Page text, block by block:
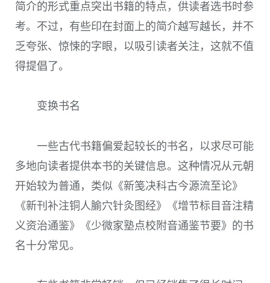
简介的形式重点突出书籍的特点，供读者选书时参
考。不过，有些印在封面上的简介越写越长，并不
乏夸张、惊悚的字眼，以吸引读者关注，这就不值
得提倡了。
变换书名
一些古代书籍偏爱起较长的书名，以求尽可能
多地向读者提供本书的关键信息。这种情况从元朝
开始较为普通，类似《新笺决科古今源流至论》
《新刊补注铜人腧穴针灸图经》《增节标目音注精
义资治通鉴》《少微家塾点校附音通鉴节要》的书
名十分常见。